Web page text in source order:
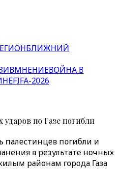
БЛИЖНИЙ
МНЕНИЕВОЙНА В
FIFA-2026
ударов по Газе погибли
погибли и
в результате ночных
районам города Газа